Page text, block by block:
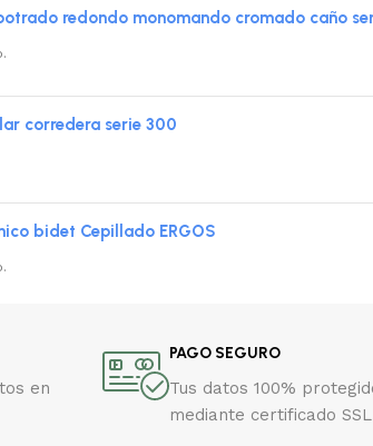
redondo monomando cromado caño
corredera serie 300
bidet Cepillado ERGOS
en
PAGO SEGURO
Tus datos 100%
mediante certificado